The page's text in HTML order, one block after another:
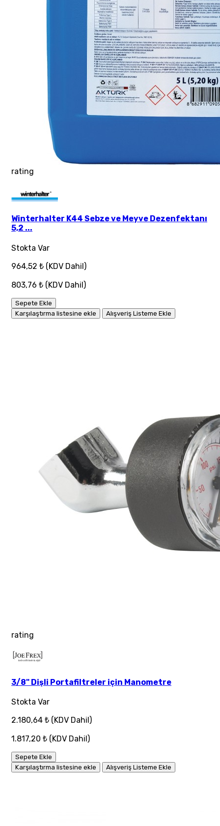
rating
Winterhalter K44 Sebze ve Meyve Dezenfektanı
5,2 ...
Stokta Var
964,52 ₺ (KDV Dahil)
803,76 ₺ (KDV Dahil)
Sepete Ekle
Karşılaştırma listesine ekle
Alışveriş Listeme Ekle
rating
3/8" Dişli Portafiltreler için Manometre
Stokta Var
2.180,64 ₺ (KDV Dahil)
1.817,20 ₺ (KDV Dahil)
Sepete Ekle
Karşılaştırma listesine ekle
Alışveriş Listeme Ekle